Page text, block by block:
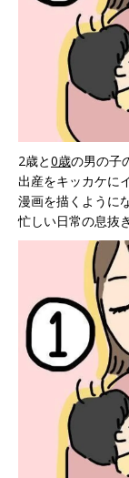
2歳と0歳の男の子
出産をキッカケに
漫画を描くように
忙しい日常の息抜